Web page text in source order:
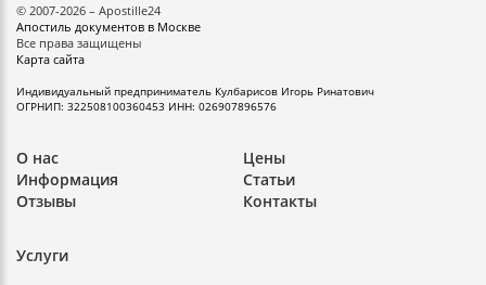
© 2007-2026 – Apostille24
Апостиль документов в Москве
Все права защищены
Карта сайта
Индивидуальный предприниматель Кулбарисов Игорь Ринатович
ОГРНИП: 322508100360453 ИНН: 026907896576
О нас
Цены
Информация
Статьи
Отзывы
Контакты
Услуги